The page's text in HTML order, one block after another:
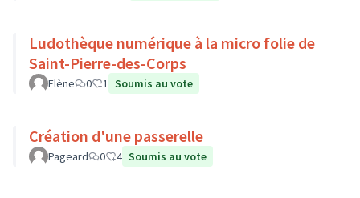
Ludothèque numérique à la micro folie de
Saint-Pierre-des-Corps
Elène 0 1 Soumis au vote
Création d'une passerelle
Pageard 0 4 Soumis au vote